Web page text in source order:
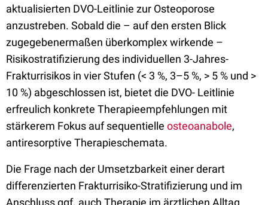
aktualisierten DVO-Leitlinie zur Osteoporose
anzustreben. Sobald die – auf den ersten Blick
zugegebenermaßen überkomplex wirkende –
Risikostratifizierung des individuellen 3-Jahres-
Frakturrisikos in vier Stufen (< 3 %, 3–5 %, > 5 % und >
10 %) abgeschlossen ist, bietet die DVO- Leitlinie
erfreulich konkrete Therapieempfehlungen mit
stärkerem Fokus auf sequentielle osteoanabole,
antiresorptive Therapieschemata.
Die Frage nach der Umsetzbarkeit einer derart
differenzierten Frakturrisiko-Stratifizierung und im
Anschluss ggf. auch Therapie im ärztlichen Alltag